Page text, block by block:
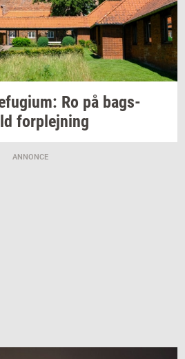
Ro på bags­
for­plej­ning
ANNONCE